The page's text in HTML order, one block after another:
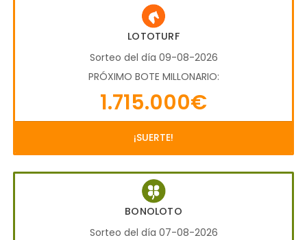
LOTOTURF
Sorteo del día 09-08-2026
PRÓXIMO BOTE MILLONARIO:
1.715.000€
¡SUERTE!
BONOLOTO
Sorteo del día 07-08-2026